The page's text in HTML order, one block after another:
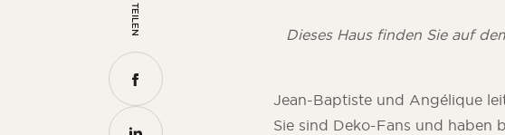
Dieses Haus finden Sie auf
Jean-Baptiste und Angélique
Sie sind Deko-Fans und haben
TEILEN